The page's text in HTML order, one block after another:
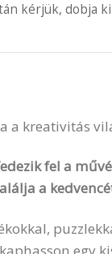
kérjük, dobja
a kreativitás
fel a
a
egy